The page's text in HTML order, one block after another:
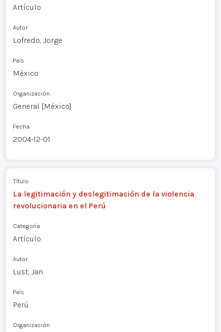
Artículo
Autor
Lofredo, Jorge
País
México
Organización
General [México]
Fecha
2004-12-01
Título
La legitimación y deslegitimación de la violencia
revolucionaria en el Perú
Categoría
Artículo
Autor
Lust, Jan
País
Perú
Organización